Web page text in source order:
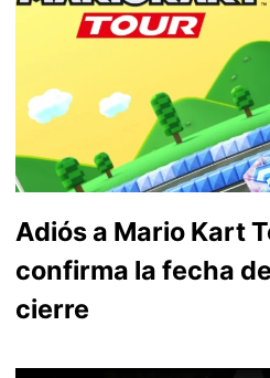
Adiós a Mario Kart
confirma la fecha
cierre